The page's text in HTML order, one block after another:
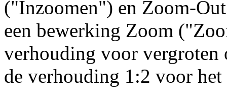
("Inzoomen") en Zoom-
een bewerking Zoom
verhouding voor
de verhouding 1:2 voor